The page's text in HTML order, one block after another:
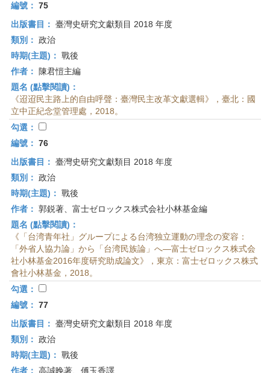
編號： 75
出版書目： 臺灣史研究文獻類目 2018 年度
類別： 政治
時期(主題)： 戰後
作者：
陳君愷主編
題名 (點擊閱讀)：
《迢迢民主路上的自由呼聲：臺灣民主改革文獻選輯》，臺北：國
立中正紀念堂管理處，2018。
勾選：
編號： 76
出版書目： 臺灣史研究文獻類目 2018 年度
類別： 政治
時期(主題)： 戰後
作者： 郭鋭著、富士ゼロックス株式会社小林基金編
題名 (點擊閱讀)：
《「台湾青年社」グループによる台湾独立運動の理念の変容：
「外省人協力論」から「台湾民族論」へ—富士ゼロックス株式会
社小林基金2016年度研究助成論文》，東京：富士ゼロックス株式
會社小林基金，2018。
勾選：
編號： 77
出版書目： 臺灣史研究文獻類目 2018 年度
類別： 政治
時期(主題)： 戰後
作者： 高誠晚著、傅玉香譯